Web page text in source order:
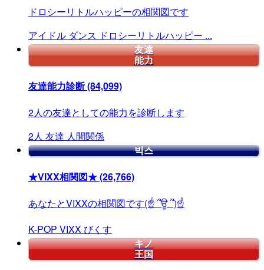
ドロシーリトルハッピーの相関図です
アイドル ダンス ドロシーリトルハッピー ...
友達
能力
友達能力診断(84,099)
2人の友達としての能力を診断します
2人 友達 人間関係
빅스
★VIXX相関図★(26,766)
あなたとVIXXの相関図です(☝ ՞ਊ ՞)☝
K-POP VIXX びくす
キノ
王国